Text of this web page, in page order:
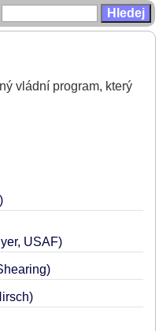
vládní program, který
USAF)